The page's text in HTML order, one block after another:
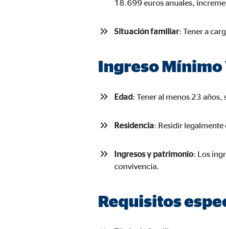
18.699 euros anuales,
Situación familiar: Tener a
Ingreso
Edad: Tener al menos 23 años,
Residencia: Residir legalmente
Ingresos y patrimonio: Los
convivencia.
Requisitos